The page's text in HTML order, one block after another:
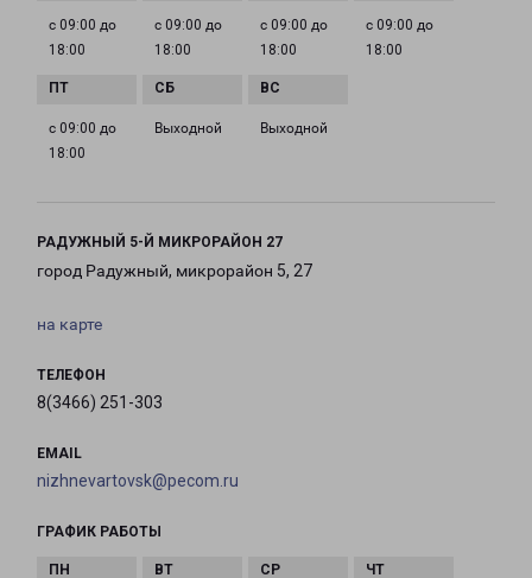
с 09:00 до
18:00
с 09:00 до
18:00
с 09:00 до
18:00
с 09:00 до
18:00
с 09:00 до
18:00
Выходной Выходной
РАДУЖНЫЙ 5-Й МИКРОРАЙОН 27
город Радужный, микрорайон 5, 27
на карте
ТЕЛЕФОН
8(3466) 251-303
EMAIL
nizhnevartovsk@pecom.ru
ГРАФИК РАБОТЫ